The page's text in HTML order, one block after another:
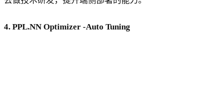
4. PPL.NN Optimizer -Auto Tuning